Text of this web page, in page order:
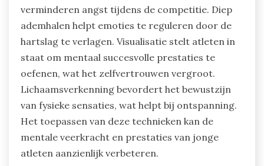
verminderen angst tijdens de competitie. Diep
ademhalen helpt emoties te reguleren door de
hartslag te verlagen. Visualisatie stelt atleten in
staat om mentaal succesvolle prestaties te
oefenen, wat het zelfvertrouwen vergroot.
Lichaamsverkenning bevordert het bewustzijn
van fysieke sensaties, wat helpt bij ontspanning.
Het toepassen van deze technieken kan de
mentale veerkracht en prestaties van jonge
atleten aanzienlijk verbeteren.